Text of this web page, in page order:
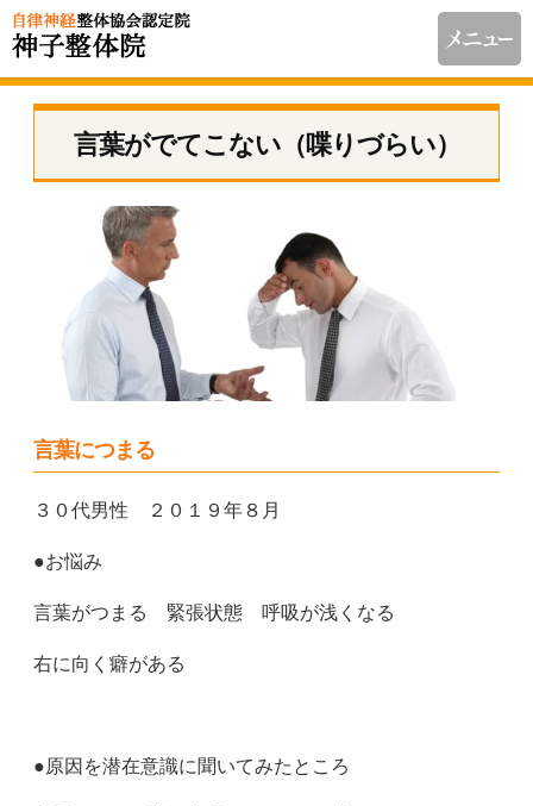
言葉がでてこない（喋りづらい）
言葉につまる
３０代男性 ２０１９年８月
●お悩み
言葉がつまる 緊張状態 呼吸が浅くなる
右に向く癖がある
●原因を潜在意識に聞いてみたところ